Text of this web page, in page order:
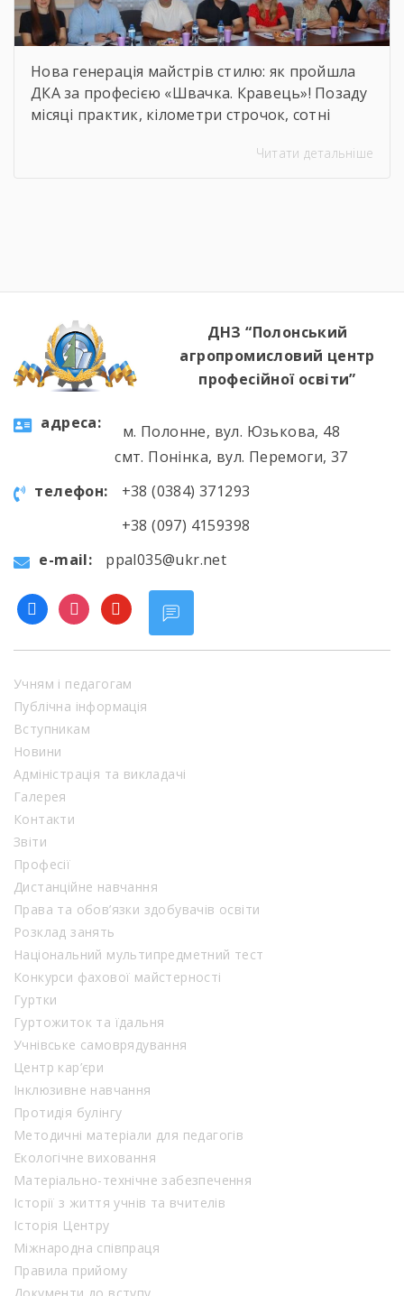
Нова генерація майстрів стилю: як пройшла
ДКА за професією «Швачка. Кравець»! Позаду
місяці практик, кілометри строчок, сотні
примірками. 22 червня відбулася
мислення та вміння працювати з
Читати детальніше
ДНЗ “Полонський
агропромисловий центр
професійної освіти”
aдресa:
м. Полонне, вул. Юзькова, 48
смт. Понінка, вул. Перемоги, 37
телефон:
+38 (0384) 371293
+38 (097) 4159398
e-mail:
ppal035@ukr.net
facebookinstagram
youtube
Учням і педагогам
Публічна інформація
Вступникам
Новини
Адміністрація та викладачі
Галерея
Контакти
Звіти
Професії
Дистанційне навчання
Права та обов’язки здобувачів освіти
Розклад занять
Національний мультипредметний тест
Конкурси фахової майстерності
Гуртки
Гуртожиток та їдальня
Учнівське самоврядування
Центр кар’єри
Інклюзивне навчання
Протидія булінгу
Методичні матеріали для педагогів
Екологічне виховання
Матеріально-технічне забезпечення
Історії з життя учнів та вчителів
Історія Центру
Міжнародна співпраця
Правила прийому
Документи до вступу